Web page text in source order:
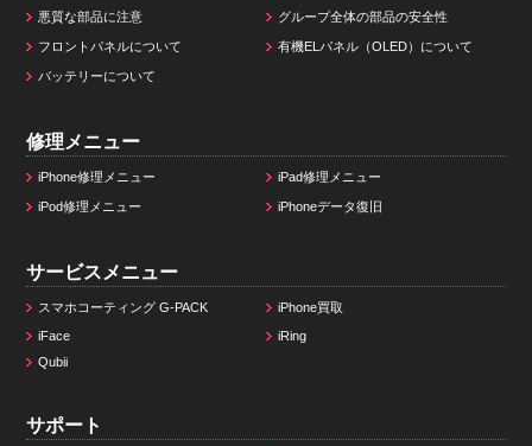
悪質な部品に注意 グループ全体の部品の安全性
フロントパネルについて 有機ELパネル（OLED）について
バッテリーについて
修理メニュー
iPhone修理メニュー iPad修理メニュー
iPod修理メニュー iPhoneデータ復旧
サービスメニュー
スマホコーティング G-PACK
iPhone買取
iFace
iRing
Qubii
サポート